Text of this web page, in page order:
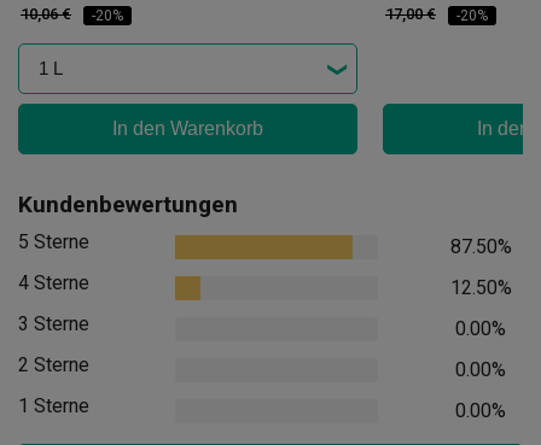
10,06 € -20%
In den Warenkorb
17,00 € -20%
In den
Kundenbewertungen
5 Sterne
87.50%
4 Sterne
12.50%
3 Sterne
0.00%
2 Sterne
0.00%
1 Sterne
0.00%